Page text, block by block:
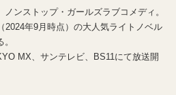
ンストップ・ガールズラブコメディ。
2024年9月時点）の大人気ライトノベル
MX、サンテレビ、BS11にて放送開